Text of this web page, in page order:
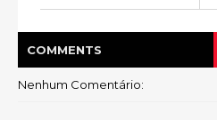
COMMENTS
Nenhum Comentário: